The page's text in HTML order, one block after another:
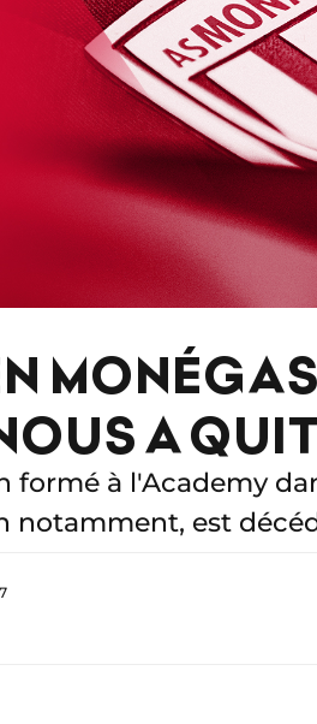
A
formé à l'Academy
notamment, est